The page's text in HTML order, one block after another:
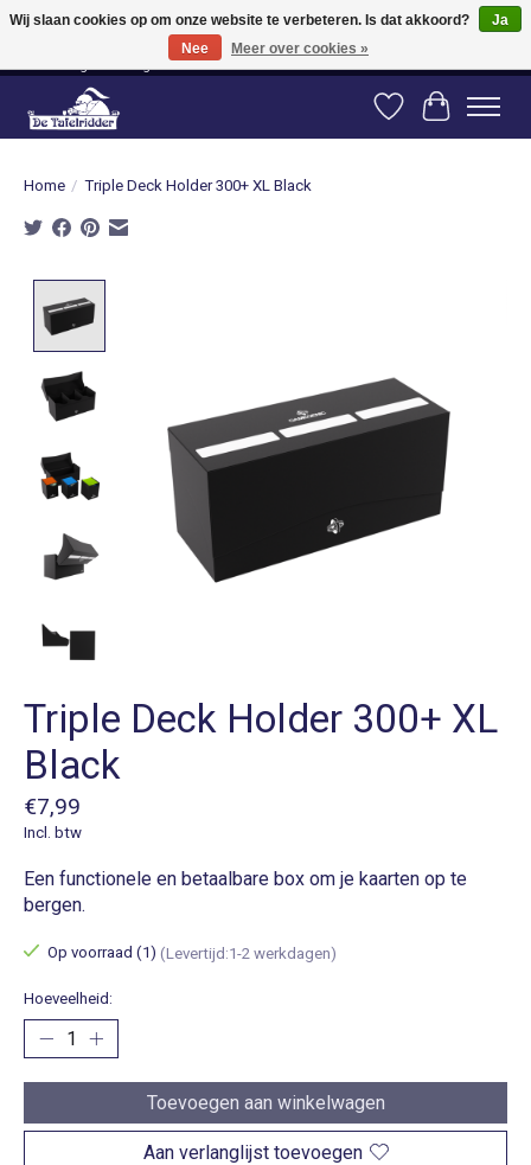
Vanaf 80 euro gratis verzending binnen Nederland! Vanaf 100 euro gratis
verzending naar België en Duitsland!
Verlanglijst
Home / Triple Deck Holder 300+ XL Black
Triple Deck Holder 300+ XL
Black
€7,99
Incl. btw
Een functionele en betaalbare box om je kaarten op te
bergen.
Op voorraad (1) (Levertijd:1-2 werkdagen)
Hoeveelheid:
Toevoegen aan winkelwagen
Aan verlanglijst toevoegen
Wij slaan cookies op om onze website te verbeteren. Is dat akkoord?
Ja
Nee
Meer over cookies »